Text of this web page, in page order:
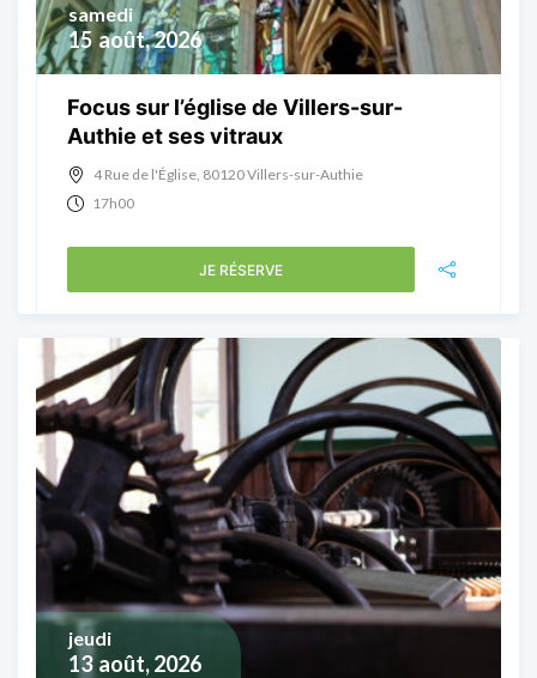
15 août, 2026
samedi
Focus sur l’église de Villers-sur-
Authie et ses vitraux
4 Rue de l'Église, 80120 Villers-sur-Authie
17h00
JE RÉSERVE
13 août, 2026
jeudi